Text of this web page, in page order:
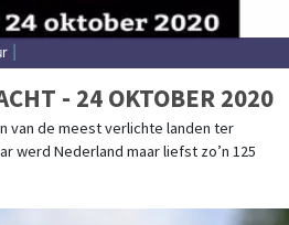
- 24 OKTOBER 2020
van de meest verlichte landen ter
werd Nederland maar liefst zo’n 125